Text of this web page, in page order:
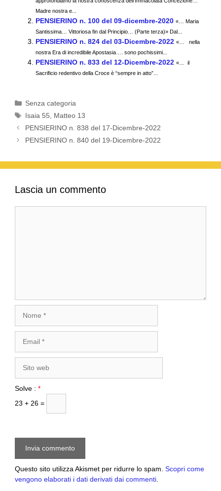
b
o
o
k
A
p
p
a
m
vi
di
Madre nostra e...
PENSIERINO n. 100 del 09-dicembre-2020 «… Maria
Santissima… Vittoriosa fin dal Principio… (Parte terza)» Dal...
PENSIERINO n. 824 del 03-Dicembre-2022 «… nella
nostra Era di incredibile Apostasia…. sono pochissimi...
PENSIERINO n. 833 del 12-Dicembre-2022 «… il
Sacrificio redentivo della Croce è “sempre in atto”...
Categorie
Senza categoria
Tag
Isaia 55, Matteo 13
PENSIERINO n. 838 del 17-Dicembre-2022
PENSIERINO n. 840 del 19-Dicembre-2022
Lascia un commento
web
Solve : *
23 + 26 =
Questo sito utilizza Akismet per ridurre lo spam. Scopri come
vengono elaborati i dati derivati dai commenti.